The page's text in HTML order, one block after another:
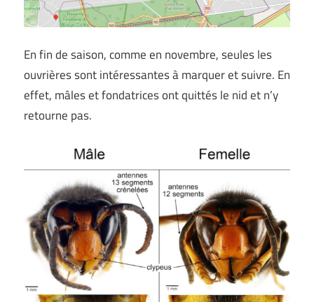
En fin de saison, comme en novembre, seules les
ouvrières sont intéressantes à marquer et suivre. En
effet, mâles et fondatrices ont quittés le nid et n’y
retourne pas.